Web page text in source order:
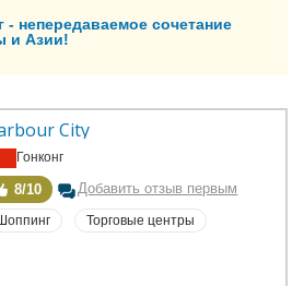
- непередаваемое сочетание
и Азии!
City
Гонконг
8/10 Добавить отзыв первым
Торговые центры